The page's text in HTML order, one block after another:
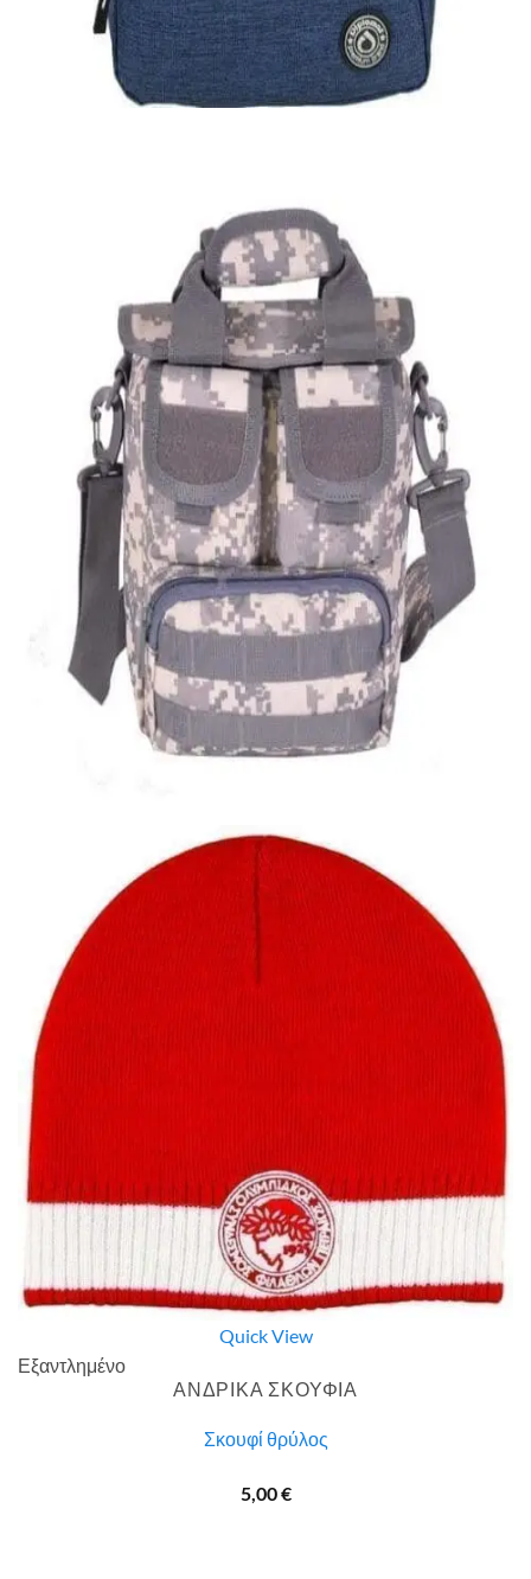
20,00 €
Quick View
Εξαντλημένο
ΑΝΔΡΙΚΑ ΤΣΑΝΤΑΚΙΑ ΩΜΟΥ
Ανδρικό τσαντάκι Survivors
Quick View
Εξαντλημένο
ΑΝΔΡΙΚΑ ΣΚΟΥΦΙΑ
Σκουφί θρύλος
5,00€